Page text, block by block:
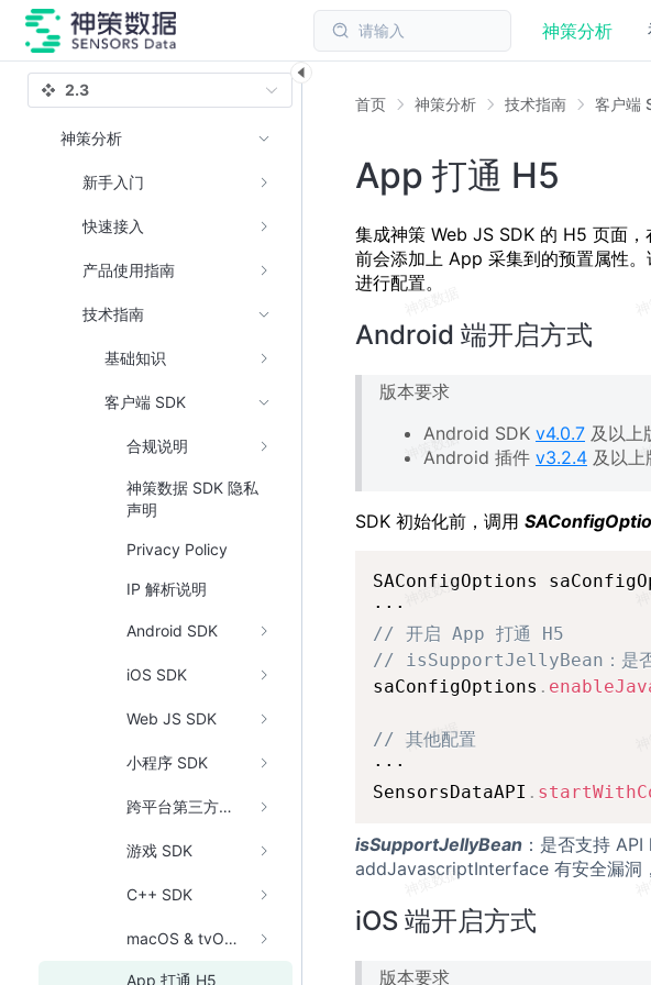
请输入 神策分析
首页 神策分析 技术指南 客户端
App 打通 H5
集成神策 Web JS SDK 的 H5 页面
前会添加上 App 采集到的预置属性
进行配置。
Android 端开启方式
版本要求
Android SDK v4.0.7 及以上
Android 插件 v3.2.4 及以上
SDK 初始化前，调用
SAConfigOptions
// 开启 App 打通 H5
// isSupportJellyBean：是否
saConfigOptions .
// 其他配置
···
SensorsDataAPI .
isSupportJellyBean ：是否支持
addJavascriptInterface 有安全漏洞
iOS 端开启方式
版本要求
2.3
神策分析
新手入门
快速接入
产品使用指南
技术指南
基础知识
客户端 SDK
合规说明
神策数据 SDK 隐私
声明
Privacy Policy
IP 解析说明
Android SDK
iOS SDK
Web JS SDK
小程序 SDK
跨平台第三方框架
游戏 SDK
C++ SDK
macOS & tvOS SDK
App 打通 H5